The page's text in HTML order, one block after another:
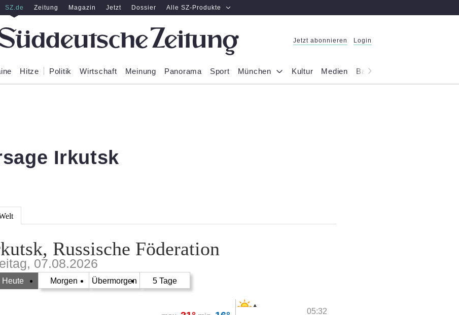
SZ.de Zeitung Magazin Jetzt Dossier Alle SZ-Produkte
Jetzt abonnieren Login
Hitze Politik Wirtschaft Meinung Panorama Sport München Kultur Medien Bayern
Irkutsk
Russische Föderation
07.08.2026
Heute Morgen Übermorgen 5 Tage
05:32